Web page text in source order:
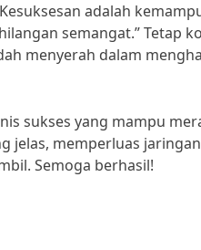
adalah
semangat.” Tetap
menyerah dalam
sukses yang mampu
jelas, memperluas
Semoga berhasil!